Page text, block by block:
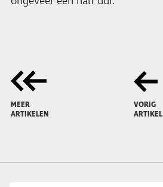
MEER
ARTIKELEN
VORIG
ARTIKEL